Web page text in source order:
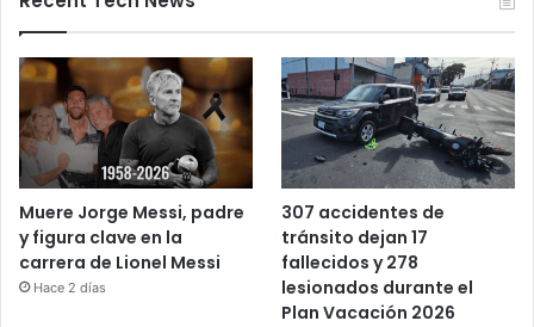
Muere Jorge Messi, padre
y figura clave en la
carrera de Lionel Messi
Hace 2 días
307 accidentes de
tránsito dejan 17
fallecidos y 278
lesionados durante el
Plan Vacación 2026